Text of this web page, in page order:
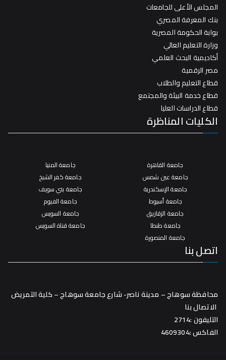
المجلس الأعلى للجامعات
بنك المعرفة المصري
بوابة الحكومة المصرية
وزارة التعليم العالي
أكاديمية البحث العلمي
مصر الرقمية
قطاع التعليم والطلاب
قطاع خدمة البيئة والمجتمع
قطاع الدراسات العليا
الكليات المناظرة
جامعة القاهرة
جامعة عين شمس
جامعة الإسكندرية
جامعة أسيوط
جامعة الزقازيق
جامعة طنطا
جامعة المنصورة
جامعة المنيا
جامعة كفر الشيخ
جامعة بني سويف
جامعة الفيوم
جامعة السويس
جامعة قناة السويس
اتصل بنا
محافظة سوهاج – مدينة ناصر- شارع جامعة سوهاج – كلية التمريض
الاتصال بنا
التليفون :2714
الفاكس :4609304